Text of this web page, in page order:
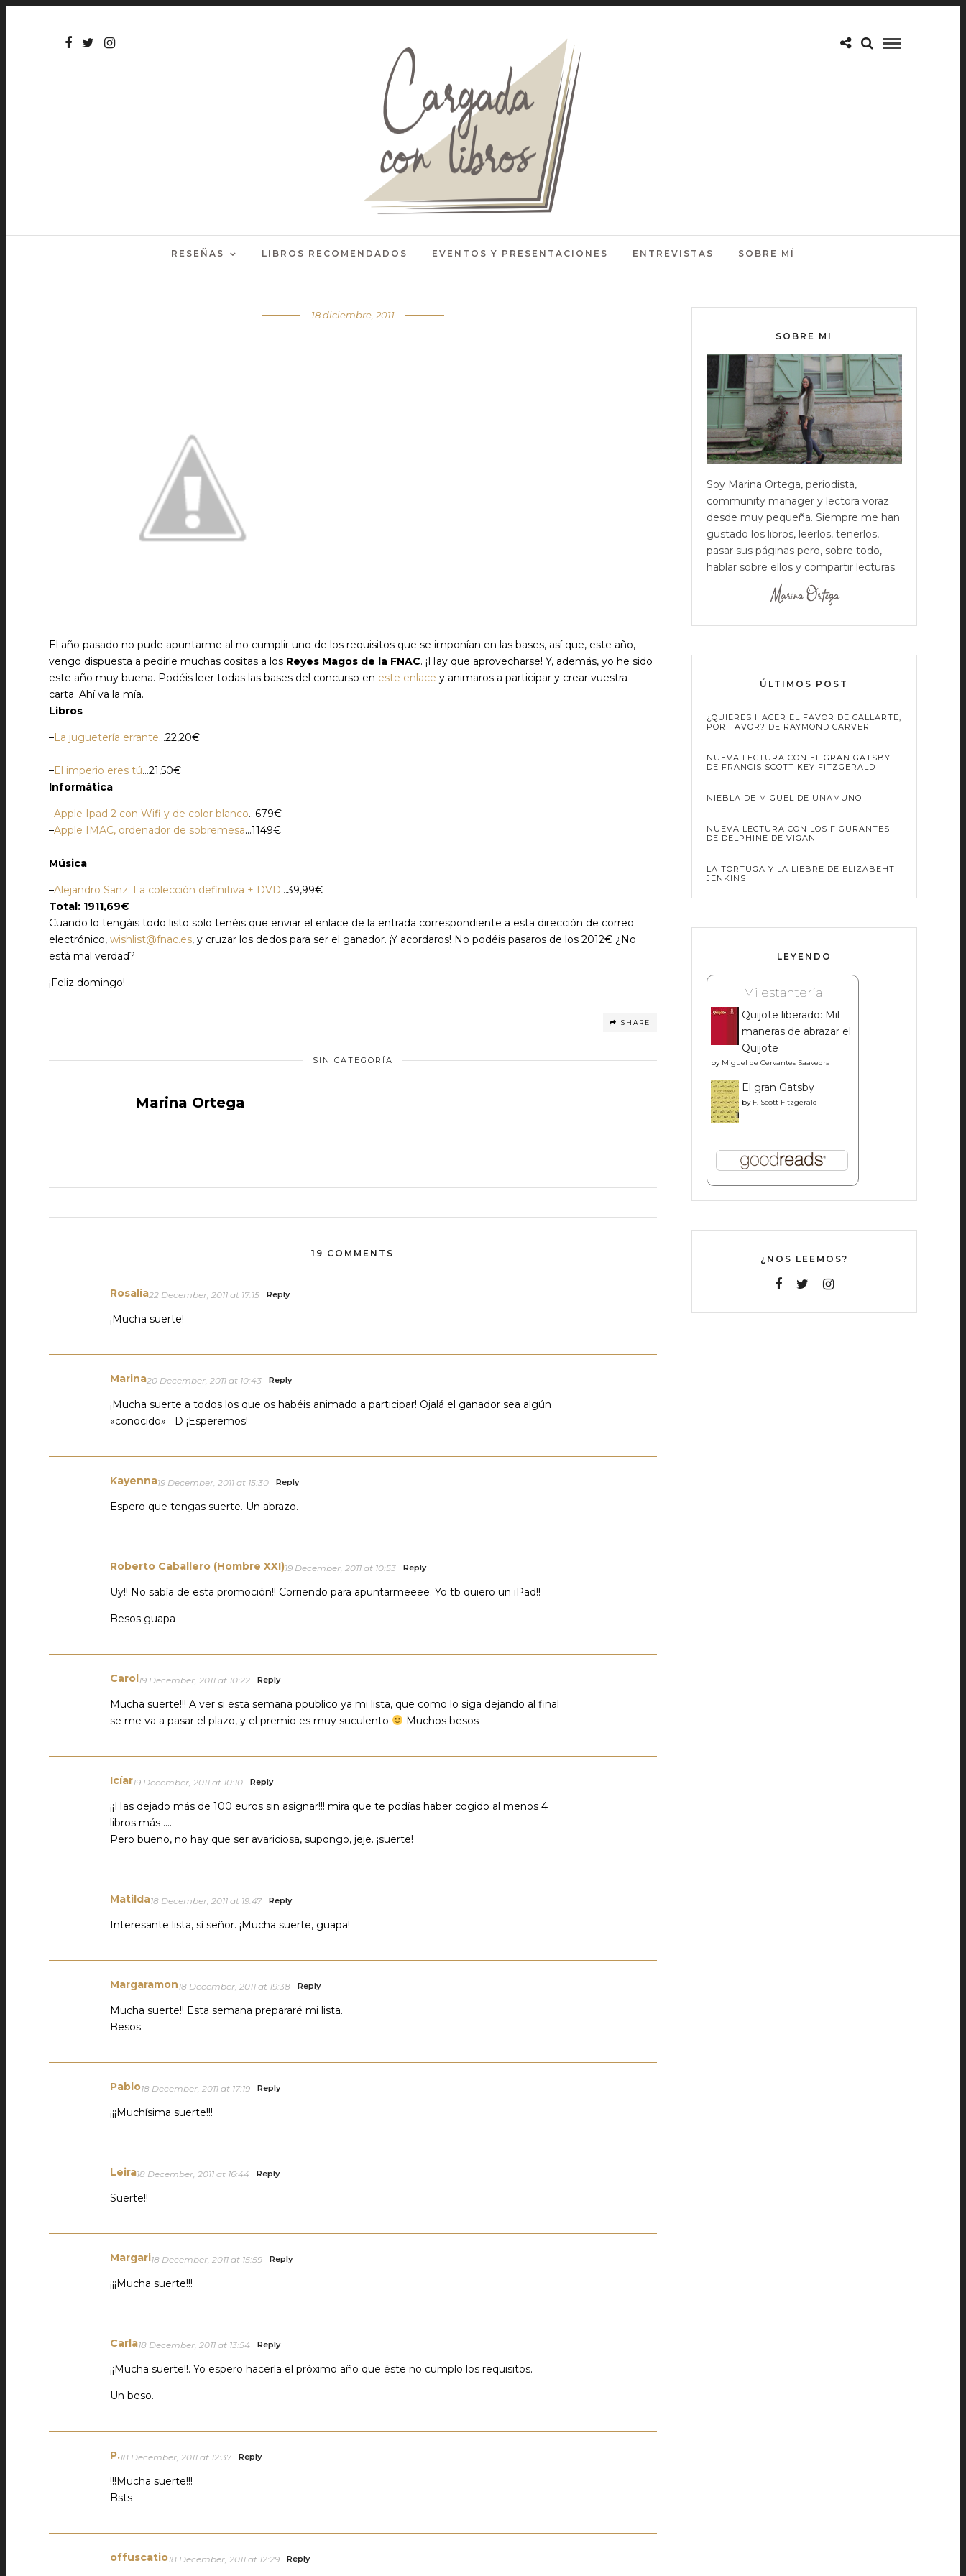
RESEÑAS LIBROS RECOMENDADOS EVENTOS Y PRESENTACIONES ENTREVISTAS SOBRE MÍ
18 diciembre, 2011
El año pasado no pude apuntarme al no cumplir uno de los requisitos que se imponían en las bases, así que, este año,
vengo dispuesta a pedirle muchas cositas a los Reyes Magos de la FNAC. ¡Hay que aprovecharse! Y, además, yo he sido
este año muy buena. Podéis leer todas las bases del concurso en este enlace y animaros a participar y crear vuestra
carta. Ahí va la mía.
Libros
–La juguetería errante…22,20€
–El imperio eres tú…21,50€
Informática
–Apple Ipad 2 con Wifi y de color blanco…679€
–Apple IMAC, ordenador de sobremesa…1149€
Música
–Alejandro Sanz: La colección definitiva + DVD…39,99€
Total: 1911,69€
Cuando lo tengáis todo listo solo tenéis que enviar el enlace de la entrada correspondiente a esta dirección de correo
electrónico, wishlist@fnac.es, y cruzar los dedos para ser el ganador. ¡Y acordaros! No podéis pasaros de los 2012€ ¿No
está mal verdad?
¡Feliz domingo!
SHARE
SIN CATEGORÍA
Marina Ortega
19 COMMENTS
Rosalía22 December, 2011 at 17:15 Reply
¡Mucha suerte!
Marina20 December, 2011 at 10:43 Reply
¡Mucha suerte a todos los que os habéis animado a participar! Ojalá el ganador sea algún
«conocido» =D ¡Esperemos!
Kayenna19 December, 2011 at 15:30 Reply
Espero que tengas suerte. Un abrazo.
Roberto Caballero (Hombre XXI)19 December, 2011 at 10:53 Reply
Uy!! No sabía de esta promoción!! Corriendo para apuntarmeeee. Yo tb quiero un iPad!!
Besos guapa
Carol19 December, 2011 at 10:22 Reply
Mucha suerte!!! A ver si esta semana ppublico ya mi lista, que como lo siga dejando al final
se me va a pasar el plazo, y el premio es muy suculento
Muchos besos
Icíar19 December, 2011 at 10:10 Reply
¡¡Has dejado más de 100 euros sin asignar!!! mira que te podías haber cogido al menos 4
libros más ….
Pero bueno, no hay que ser avariciosa, supongo, jeje. ¡suerte!
Matilda18 December, 2011 at 19:47 Reply
Interesante lista, sí señor. ¡Mucha suerte, guapa!
Margaramon18 December, 2011 at 19:38 Reply
Mucha suerte!! Esta semana prepararé mi lista.
Besos
Pablo18 December, 2011 at 17:19 Reply
¡¡¡Muchísima suerte!!!
Leira18 December, 2011 at 16:44 Reply
Suerte!!
Margari18 December, 2011 at 15:59 Reply
¡¡¡Mucha suerte!!!
Carla18 December, 2011 at 13:54 Reply
¡¡Mucha suerte!!. Yo espero hacerla el próximo año que éste no cumplo los requisitos.
Un beso.
P.18 December, 2011 at 12:37 Reply
!!!Mucha suerte!!!
Bsts
offuscatio18 December, 2011 at 12:29 Reply
SOBRE MI
Soy Marina Ortega, periodista,
community manager y lectora voraz
desde muy pequeña. Siempre me han
gustado los libros, leerlos, tenerlos,
pasar sus páginas pero, sobre todo,
hablar sobre ellos y compartir lecturas.
ÚLTIMOS POST
¿QUIERES HACER EL FAVOR DE CALLARTE,
POR FAVOR? DE RAYMOND CARVER
NUEVA LECTURA CON EL GRAN GATSBY
DE FRANCIS SCOTT KEY FITZGERALD
NIEBLA DE MIGUEL DE UNAMUNO
NUEVA LECTURA CON LOS FIGURANTES
DE DELPHINE DE VIGAN
LA TORTUGA Y LA LIEBRE DE ELIZABEHT
JENKINS
LEYENDO
Mi estantería
Quijote liberado: Mil
maneras de abrazar el
Quijote
by Miguel de Cervantes Saavedra
El gran Gatsby
by F. Scott Fitzgerald
¿NOS LEEMOS?